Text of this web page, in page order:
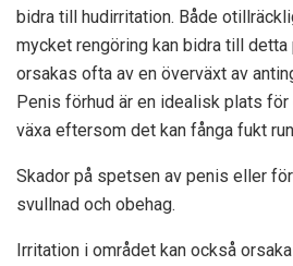
bidra till hudirritation. Både
mycket rengöring kan bidra till
orsakas ofta av en överväxt av
Penis förhud är en idealisk plats
växa eftersom det kan fånga fukt
Skador på spetsen av penis eller
svullnad och obehag.
Irritation i området kan också